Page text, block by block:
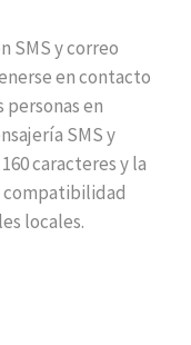
SMS y correo
en contacto
en
SMS y
caracteres y la
locales.